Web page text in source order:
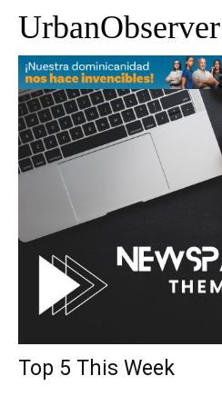
UrbanObserver
Top 5 This Week